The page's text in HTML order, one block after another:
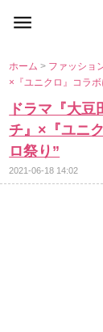
ホーム> ファッショ
×『ユニクロ』コラ
ドラマ『大
チ』×『ユニ
ロ祭り”
2021-06-18 14:02